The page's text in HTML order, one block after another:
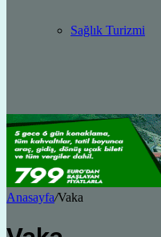
Sağlık Turizmi
Anasayfa/Vaka